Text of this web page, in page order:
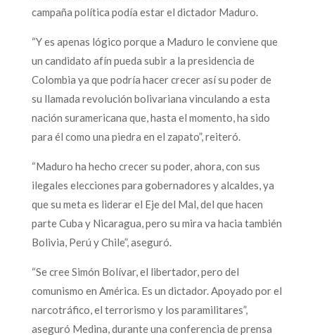
campaña política podía estar el dictador Maduro.
“Y es apenas lógico porque a Maduro le conviene que
un candidato afín pueda subir a la presidencia de
Colombia ya que podría hacer crecer así su poder de
su llamada revolución bolivariana vinculando a esta
nación suramericana que, hasta el momento, ha sido
para él como una piedra en el zapato”, reiteró.
“Maduro ha hecho crecer su poder, ahora, con sus
ilegales elecciones para gobernadores y alcaldes, ya
que su meta es liderar el Eje del Mal, del que hacen
parte Cuba y Nicaragua, pero su mira va hacia también
Bolivia, Perú y Chile”, aseguró.
“Se cree Simón Bolívar, el libertador, pero del
comunismo en América. Es un dictador. Apoyado por el
narcotráfico, el terrorismo y los paramilitares”,
aseguró Medina, durante una conferencia de prensa